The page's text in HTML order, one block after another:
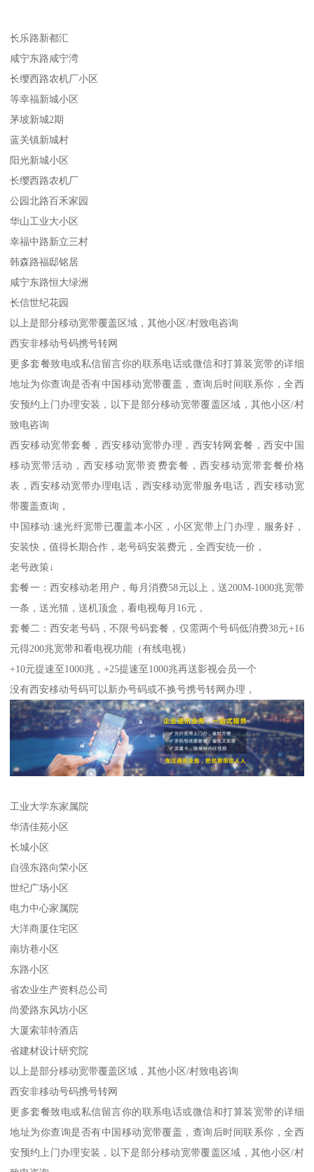
长乐路新都汇
咸宁东路咸宁湾
长缨西路农机厂小区
等幸福新城小区
茅坡新城2期
蓝关镇新城村
阳光新城小区
长缨西路农机厂
公园北路百禾家园
华山工业大小区
幸福中路新立三村
韩森路福邸铭居
咸宁东路恒大绿洲
长信世纪花园
以上是部分移动宽带覆盖区域，其他小区/村致电咨询
西安非移动号码携号转网
更多套餐致电或私信留言你的联系电话或微信和打算装宽带的详细
地址为你查询是否有中国移动宽带覆盖，查询后时间联系你，全西
安预约上门办理安装，以下是部分移动宽带覆盖区域，其他小区/村
致电咨询
西安移动宽带套餐，西安移动宽带办理，西安转网套餐，西安中国
移动宽带活动，西安移动宽带资费套餐，西安移动宽带套餐价格
表，西安移动宽带办理电话，西安移动宽带服务电话，西安移动宽
带覆盖查询，
中国移动:速光纤宽带已覆盖本小区，小区宽带上门办理，服务好，
安装快，值得长期合作，老号码安装费元，全西安统一价，
老号政策↓
套餐一：西安移动老用户，每月消费58元以上，送200M-1000兆宽带
一条，送光猫，送机顶盒，看电视每月16元，
套餐二：西安老号码，不限号码套餐，仅需两个号码低消费38元+16
元得200兆宽带和看电视功能（有线电视）
+10元提速至1000兆，+25提速至1000兆再送影视会员一个
没有西安移动号码可以新办号码或不换号携号转网办理，
工业大学东家属院
华清佳苑小区
长城小区
自强东路向荣小区
世纪广场小区
电力中心家属院
大洋商厦住宅区
南坊巷小区
东路小区
省农业生产资料总公司
尚爱路东风坊小区
大厦索菲特酒店
省建材设计研究院
以上是部分移动宽带覆盖区域，其他小区/村致电咨询
西安非移动号码携号转网
更多套餐致电或私信留言你的联系电话或微信和打算装宽带的详细
地址为你查询是否有中国移动宽带覆盖，查询后时间联系你，全西
安预约上门办理安装，以下是部分移动宽带覆盖区域，其他小区/村